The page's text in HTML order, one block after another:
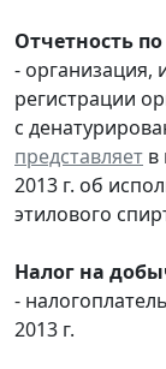
Отчетность
- организация,
регистрации
с
представляет в
2013 г. об
этилового
Налог на
-
2013 г.